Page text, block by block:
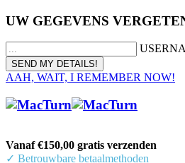
UW GEGEVENS
AAH, WAIT, I REMEMBER NOW!
Vanaf €150,00 gratis verzenden
✓ Betrouwbare betaalmethoden